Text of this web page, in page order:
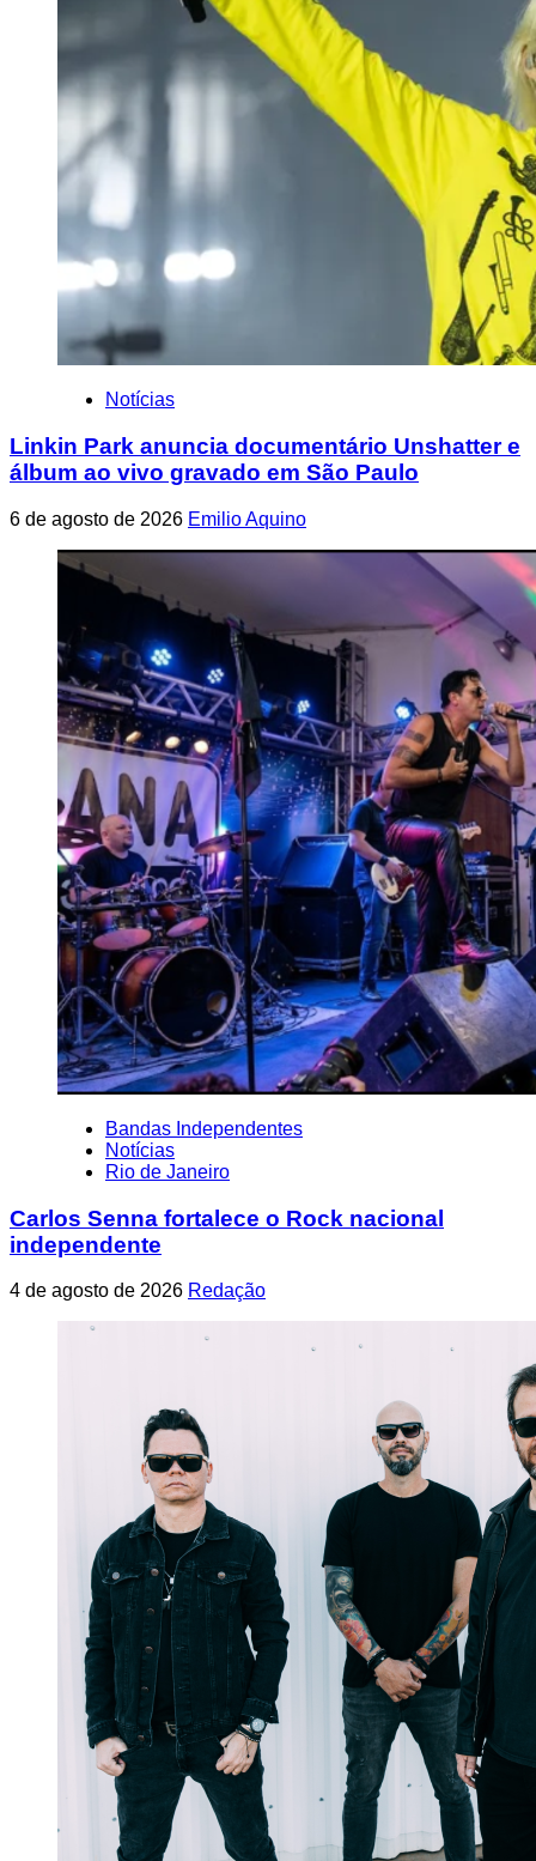
Notícias
Linkin Park anuncia documentário Unshatter e
álbum ao vivo gravado em São Paulo
6 de agosto de 2026 Emilio Aquino
Bandas Independentes
Notícias
Rio de Janeiro
Carlos Senna fortalece o Rock nacional
independente
4 de agosto de 2026 Redação